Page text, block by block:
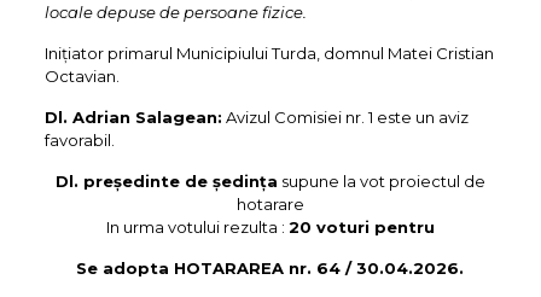
locale depuse de persoane fizice.
Inițiator primarul Municipiului Turda, domnul Matei Cristian
Octavian.
Dl. Adrian Salagean: Avizul Comisiei nr. 1 este un aviz
favorabil.
Dl. preşedinte de şedinţa supune la vot proiectul de
hotarare
In urma votului rezulta : 20 voturi pentru
Se adopta HOTARAREA nr. 64 / 30.04.2026.